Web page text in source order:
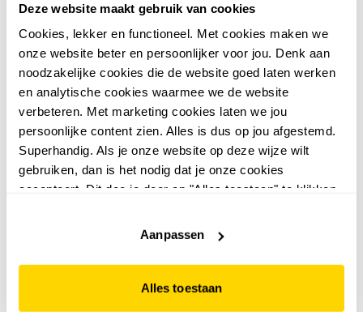
Deze website maakt gebruik van cookies
Cookies, lekker en functioneel. Met cookies maken we
onze website beter en persoonlijker voor jou. Denk aan
noodzakelijke cookies die de website goed laten werken
en analytische cookies waarmee we de website
verbeteren. Met marketing cookies laten we jou
persoonlijke content zien. Alles is dus op jou afgestemd.
Superhandig. Als je onze website op deze wijze wilt
gebruiken, dan is het nodig dat je onze cookies
accepteert. Dit doe je door op "Alles toestaan" te klikken.
website niet optimaal functioneert.
Aanpassen
Alles toestaan